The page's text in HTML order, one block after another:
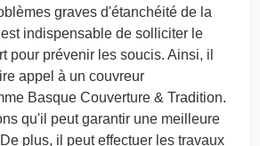
graves d'étanchéité de la
indispensable de solliciter le
pour prévenir les soucis. Ainsi, il
appel à un couvreur
Basque Couverture & Tradition.
qu'il peut garantir une meilleure
plus, il peut effectuer les travaux